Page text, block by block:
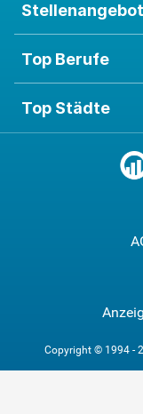
Top Berufe
Top Städte
Copyright © 1994 -